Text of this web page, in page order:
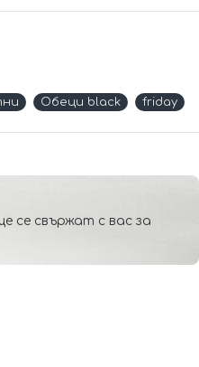
Обеци black friday
се свържат с вас за